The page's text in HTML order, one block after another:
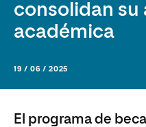
consolidan su
académica
19 / 06 / 2025
El programa de